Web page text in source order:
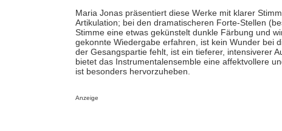
Maria Jonas präsentiert diese Werke mit klarer
Artikulation; bei den dramatischeren Forte-Stellen
Stimme eine etwas gekünstelt dunkle Färbung und
gekonnte Wiedergabe erfahren, ist kein Wunder bei
der Gesangspartie fehlt, ist ein tieferer, intensiverer
bietet das Instrumentalensemble eine affektvollere
ist besonders hervorzuheben.
Anzeige